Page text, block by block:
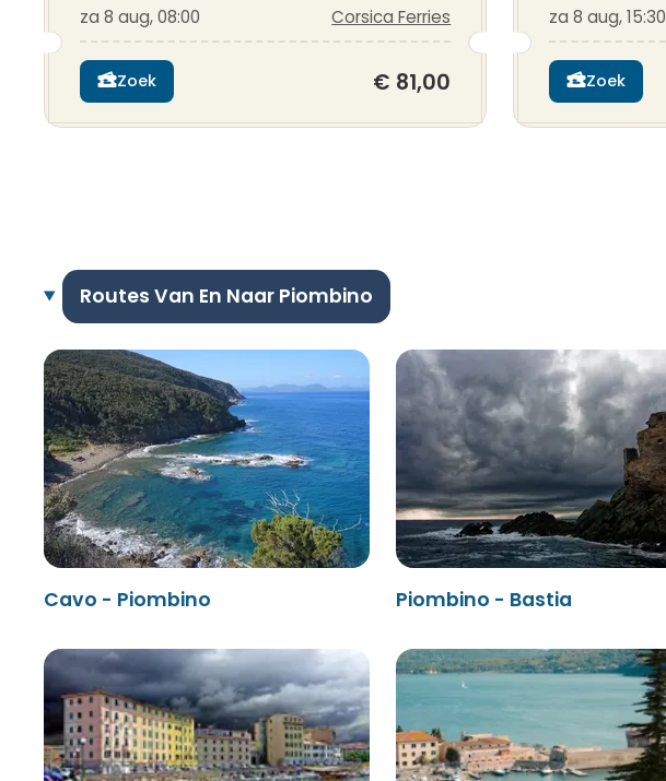
za 8 aug, 08:00 Corsica Ferries
Zoek € 81,00
za 8 aug, 15:30
Zoek
Routes Van En Naar Piombino
Cavo - Piombino Piombino - Bastia